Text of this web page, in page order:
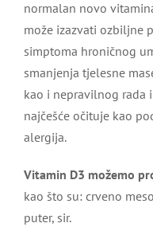
normalan novo
može izazvati ozbiljne
simptoma hroničnog
smanjenja tjelesne
kao i nepravilnog rada
najčešće očituje kao
alergija.
Vitamin D3 možemo
kao što su: crveno
puter, sir.